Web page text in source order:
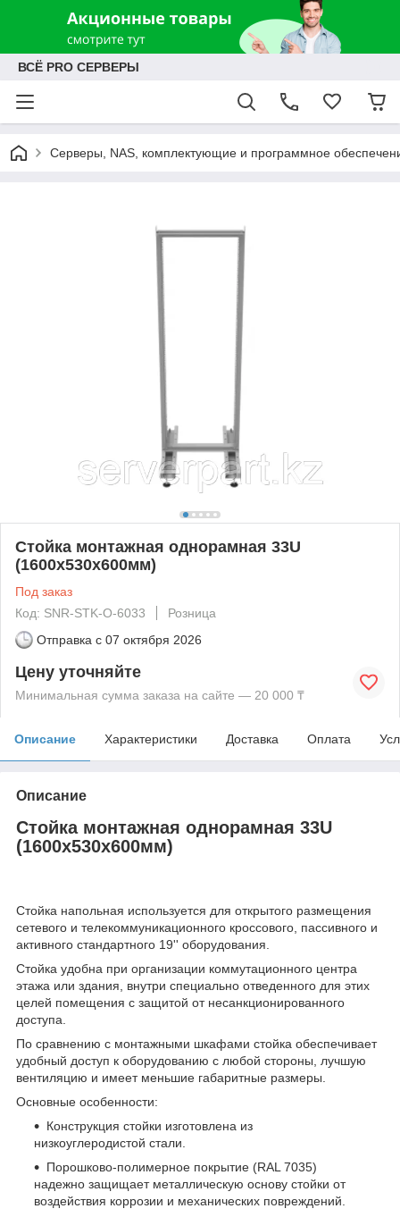
ВСЁ PRO СЕРВЕРЫ
Серверы, NAS, комплектующие и программное
Стойка монтажная однорамная 33U
(1600х530х600мм)
Под заказ
Код: SNR-STK-O-6033
Розница
Отправка с 07 октября 2026
Цену уточняйте
Минимальная сумма заказа на сайте — 20 000 ₸
Описание Характеристики Доставка Оплата
Описание
Стойка монтажная однорамная 33U
(1600х530х600мм)
Стойка напольная используется для открытого размещения
сетевого и телекоммуникационного кроссового, пассивного и
активного стандартного 19'' оборудования.
Стойка удобна при организации коммутационного центра
этажа или здания, внутри специально отведенного для этих
целей помещения с защитой от несанкционированного
доступа.
По сравнению с монтажными шкафами стойка обеспечивает
удобный доступ к оборудованию с любой стороны, лучшую
вентиляцию и имеет меньшие габаритные размеры.
Основные особенности:
Конструкция стойки изготовлена из
низкоуглеродистой стали.
Порошково-полимерное покрытие (RAL 7035)
надежно защищает металлическую основу стойки от
воздействия коррозии и механических повреждений.